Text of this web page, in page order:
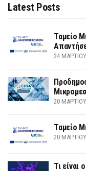
Latest Posts
Ταμείο
24
20
Ταμείο
20
Τι είναι